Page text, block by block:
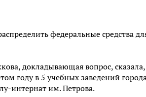
федеральные средства
докладывающая вопрос,
году в 5 учебных заведений
интернат им. Петрова.